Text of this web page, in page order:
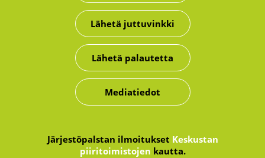
Lähetä juttuvinkki
Lähetä palautetta
Mediatiedot
Järjestöpalstan ilmoitukset Keskustan
piiritoimistojen kautta.